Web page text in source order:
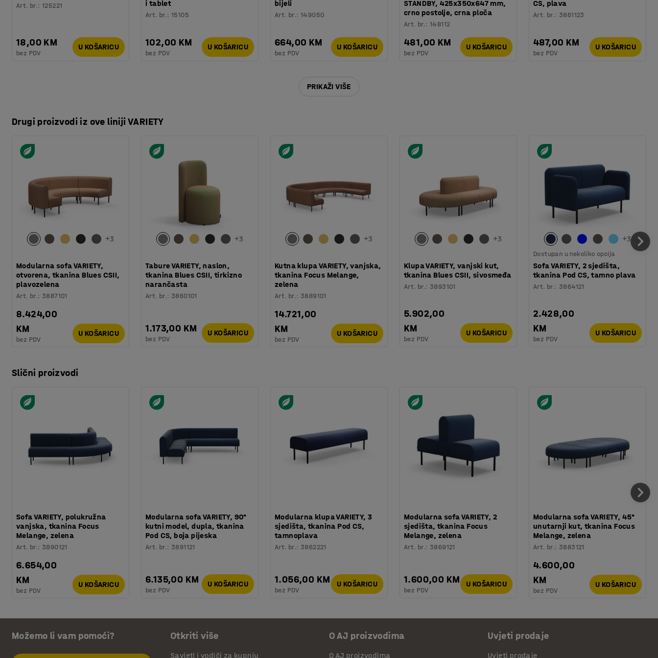
Art. br.:125221
18,00 KM
bez PDV
U KOŠARICU
i tablet
Art. br.:15105
102,00 KM
bez PDV
U KOŠARICU
bijeli
Art. br.:149050
664,00 KM
bez PDV
U KOŠARICU
STANDBY, 425x350x647 mm,
crno postolje, crna ploča
Art. br.:148112
481,00 KM
bez PDV
U KOŠARICU
CS, plava
Art. br.:3861123
487,00 KM
bez PDV
U KOŠARICU
PRIKAŽI VIŠE
Drugi proizvodi iz ove liniji VARIETY
+3
Modularna sofa VARIETY,
otvorena, tkanina Blues CSII,
plavozelena
Art. br.:3887101
8.424,00
KM
bez PDV
U KOŠARICU
+3
Tabure VARIETY, naslon,
tkanina Blues CSII, tirkizno
narančasta
Art. br.:3860101
1.173,00 KM
bez PDV
U KOŠARICU
+3
Kutna klupa VARIETY, vanjska,
tkanina Focus Melange,
zelena
Art. br.:3889101
14.721,00
KM
bez PDV
U KOŠARICU
+3
Klupa VARIETY, vanjski kut,
tkanina Blues CSII, sivosmeđa
Art. br.:3893101
5.902,00
KM
bez PDV
U KOŠARICU
+3
Dostupan u nekoliko opcija
Sofa VARIETY, 2 sjedišta,
tkanina Pod CS, tamno plava
Art. br.:3864121
2.428,00
KM
bez PDV
U KOŠARICU
Slični proizvodi
Sofa VARIETY, polukružna
vanjska, tkanina Focus
Melange, zelena
Art. br.:3890121
6.654,00
KM
bez PDV
U KOŠARICU
Modularna sofa VARIETY, 90°
kutni model, dupla, tkanina
Pod CS, boja pijeska
Art. br.:3891121
6.135,00 KM
bez PDV
U KOŠARICU
Modularna klupa VARIETY, 3
sjedišta, tkanina Pod CS,
tamnoplava
Art. br.:3862221
1.056,00 KM
bez PDV
U KOŠARICU
Modularna sofa VARIETY, 2
sjedišta, tkanina Focus
Melange, zelena
Art. br.:3869121
1.600,00 KM
bez PDV
U KOŠARICU
Modularna sofa VARIETY, 45°
unutarnji kut, tkanina Focus
Melange, zelena
Art. br.:3883121
4.600,00
KM
bez PDV
U KOŠARICU
Možemo li vam pomoći? Otkriti više
Savjeti i vodiči za kupnju
O AJ proizvodima
O AJ proizvodima
Uvjeti prodaje
Uvjeti prodaje